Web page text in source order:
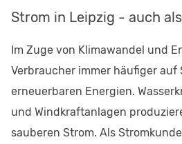
Strom in Leipzig - auch
Im Zuge von Klimawandel und
Verbraucher immer häufiger auf
erneuerbaren Energien.
und Windkraftanlagen
sauberen Strom. Als